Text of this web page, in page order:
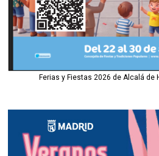
Ferias y Fiestas 2026 de Alcalá de